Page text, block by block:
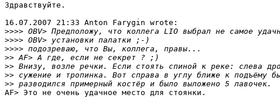
Здравствуйте.
16.07.2007 21:33 Anton Farygin wrote:
>>>>
>>>>
>>>>
>>
>>
>>
>>
AF> Это не очень удачное место для стоянки.